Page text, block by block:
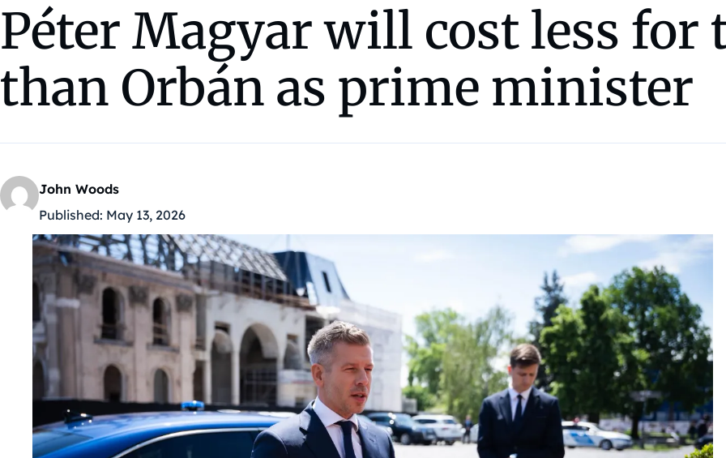
Péter Magyar will cost less for
than Orbán as prime minister
John Woods
Published: May 13, 2026